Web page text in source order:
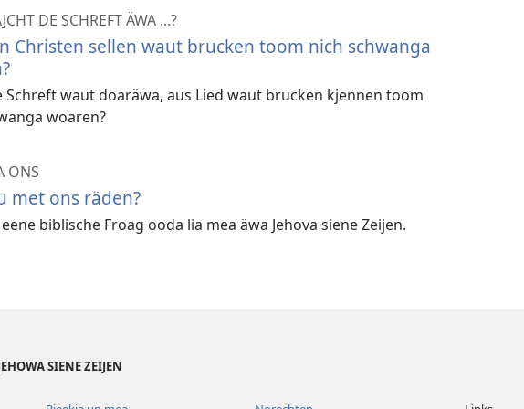
DE SCHREFT ÄWA ...?
Christen sellen waut brucken toom nich schwanga
Schreft waut doaräwa, aus Lied waut brucken kjennen toom
woaren?
ONS
met ons räden?
biblische Froag ooda lia mea äwa Jehova siene Zeijen.
SIENE ZEIJEN